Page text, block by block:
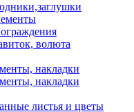
волюта
накладки
накладки
листья и цветы